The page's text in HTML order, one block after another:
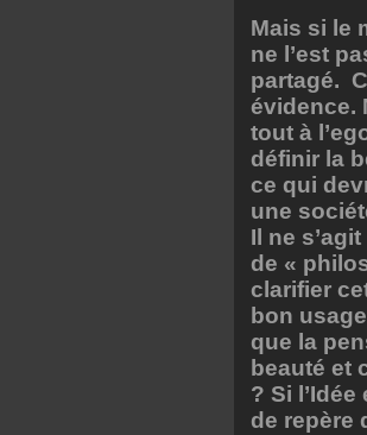
Mais si le
ne l’est
partagé.
évidence.
tout à
définir la
ce qui
une
Il ne
de «
clarifier
bon
que la
beauté et
? Si
de repère